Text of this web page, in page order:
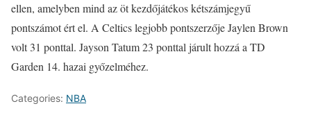
ellen, amelyben mind az öt kezdőjátékos kétszámjegyű
pontszámot ért el. A Celtics legjobb pontszerzője Jaylen Brown
volt 31 ponttal. Jayson Tatum 23 ponttal járult hozzá a TD
Garden 14. hazai győzelméhez.
Categories: NBA